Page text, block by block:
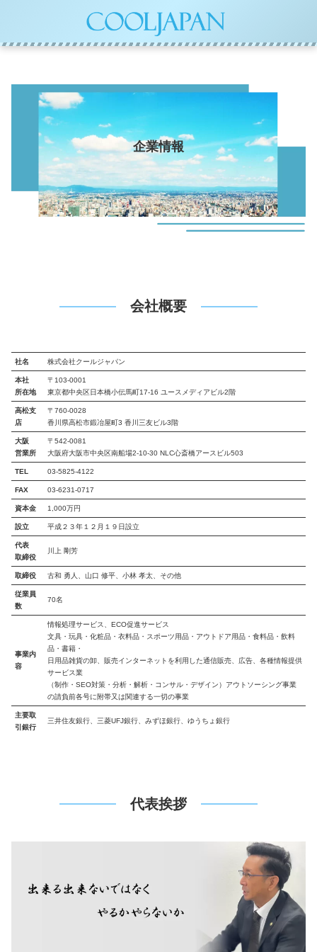
企業情報
会社概要
社名 株式会社クールジャパン
本社
所在地
〒103-0001
東京都中央区日本橋小伝馬町17-16 ユースメディアビル2階
高松支
店
〒760-0028
香川県高松市鍛冶屋町3 香川三友ビル3階
大阪
営業所
〒542-0081
大阪府大阪市中央区南船場2‐10‐30 NLC心斎橋アースビル503
TEL 03-5825-4122
FAX 03-6231-0717
資本金 1,000万円
設立 平成２３年１２月１９日設立
代表
取締役
川上 剛芳
取締役 古和 勇人、山口 修平、小林 孝太、その他
従業員
数
70名
事業内
容
情報処理サービス、ECO促進サービス
文具・玩具・化粧品・衣料品・スポーツ用品・アウトドア用品・食料品・飲料
品・書籍・
日用品雑貨の卸、販売インターネットを利用した通信販売、広告、各種情報提供
サービス業
（制作・SEO対策・分析・解析・コンサル・デザイン）アウトソーシング事業
の請負前各号に附帯又は関連する一切の事業
主要取
引 銀行
三井住友銀行、三菱UFJ銀行、みずほ銀行、ゆうちょ銀行
代表挨拶